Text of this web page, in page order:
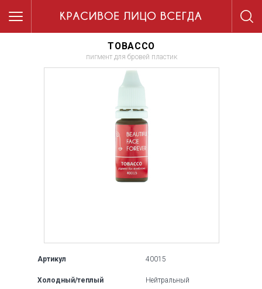
TOBACCO
пигмент для бровей пластик
Артикул 40015
Холодный/теплый Нейтральный